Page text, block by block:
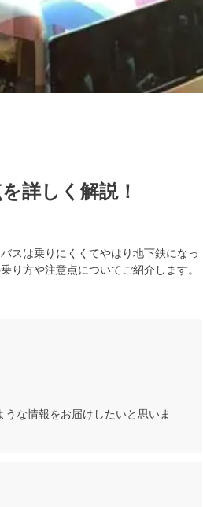
詳しく解説！
スは乗りにくくてやはり地下鉄になっ
方や注意点についてご紹介します。
な情報をお届けしたいと思いま